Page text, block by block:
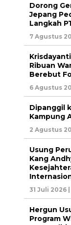
Dorong
Jepang
Langkah
7 Agustus
Ribuan
Berebut
6 Agustus
Dipanggil
Kampung
2 Agustus
Usung
Kang
31 Juli 2026
Hergun
Program